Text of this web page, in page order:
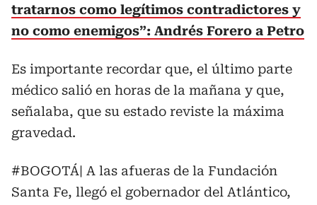
tratarnos como legítimos contradictores y
no como enemigos”: Andrés Forero a Petro
Es importante recordar que, el último parte
médico salió en horas de la mañana y que,
señalaba, que su estado reviste la máxima
gravedad.
#BOGOTÁ| A las afueras de la Fundación
Santa Fe, llegó el gobernador del Atlántico,